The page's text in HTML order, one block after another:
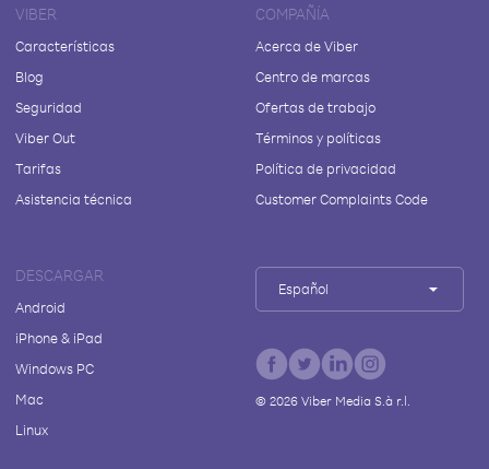
VIBER
Características
Blog
Seguridad
Viber Out
Tarifas
Asistencia técnica
COMPAÑÍA
Acerca de Viber
Centro de marcas
Ofertas de trabajo
Términos y políticas
Política de privacidad
Customer Complaints Code
DESCARGAR
Android
iPhone & iPad
Windows PC
Mac
Linux
Español
© 2026Viber Media S.à r.l.